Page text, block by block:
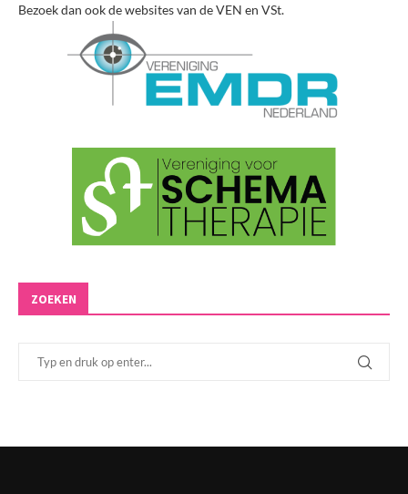
Bezoek dan ook de websites van de VEN en VSt.
ZOEKEN